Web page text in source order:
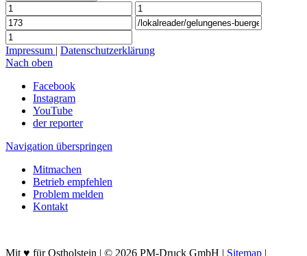
Impressum | Datenschutzerklärung
Nach oben
Facebook
Instagram
YouTube
der reporter
Navigation überspringen
Mitmachen
Betrieb empfehlen
Problem melden
Kontakt
Mit ♥ für Ostholstein | © 2026 PM-Druck GmbH | Sitemap |